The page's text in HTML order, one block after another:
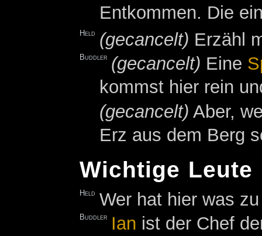
Entkommen. Die
Held (gecancelt) Erzähl
Buddler (gecancelt) Eine
kommst hier rein
(gecancelt) Aber,
Erz aus dem Berg
Wichtige Leute
Held Wer hat hier was
Buddler Ian ist der Chef